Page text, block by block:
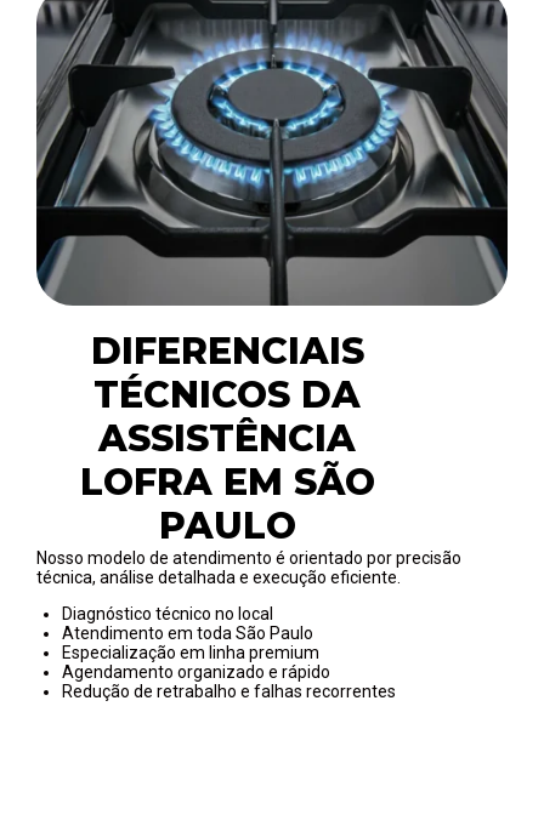
DIFERENCIAIS
TÉCNICOS DA
ASSISTÊNCIA
LOFRA EM SÃO
PAULO
Nosso modelo de atendimento é orientado por precisão
técnica, análise detalhada e execução eficiente.
Diagnóstico técnico no local
Atendimento em toda São Paulo
Especialização em linha premium
Agendamento organizado e rápido
Redução de retrabalho e falhas recorrentes